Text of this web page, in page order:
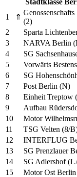
1
⇑
(2)
2
Sparta
3
NARVA Berlin
4
SG
5
Vorwärts
6
SG
7
Post Berlin (N)
8
Einheit Treptow
9
Aufbau
10
Motor
11
TSG Velten (8/
12
INTERFLUG
13
SG Prenzlauer
14
SG Adlershof
15
Motor Ost